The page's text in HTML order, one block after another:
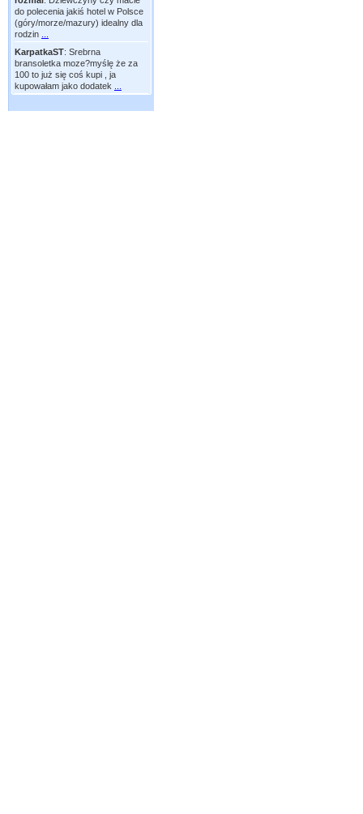
do polecenia jakiś hotel w Polsce
(góry/morze/mazury) idealny dla
rodzin
KarpatkaST: Srebrna
bransoletka moze?myślę że za
100 to już się coś kupi , ja
kupowałam jako dodatek